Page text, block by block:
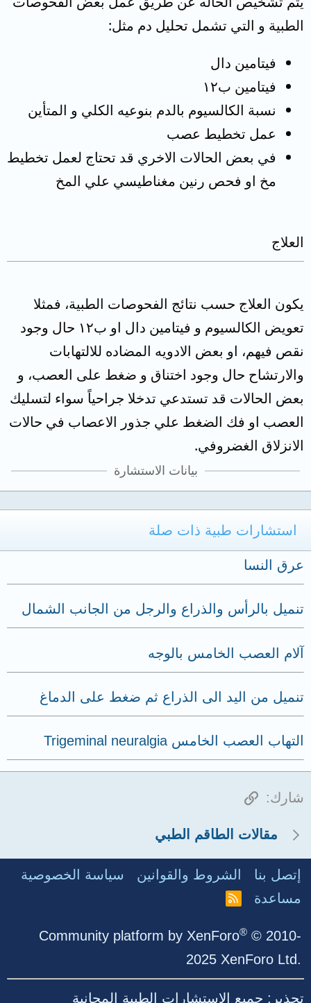
الطبية و التي تشمل تحليل دم مثل:
فيتامين دال
فيتامين ب١٢
نسبة الكالسيوم بالدم بنوعيه الكلي و المتأين
عمل تخطيط عصب
في بعض الحالات الاخري قد تحتاج لعمل تخطيط
مخ او فحص رنين مغناطيسي علي المخ
العلاج
يكون العلاج حسب نتائج الفحوصات الطبية، فمثلا
تعويض الكالسيوم و فيتامين دال او ب١٢ حال وجود
نقص فيهم، او بعض الادويه المضاده للالتهابات
والارتشاح حال وجود اختناق و ضغط على العصب، و
بعض الحالات قد تستدعي تدخلا جراحياً سواء لتسليك
العصب او فك الضغط علي جذور الاعصاب في حالات
الانزلاق الغضروفي.
بيانات الاستشارة
استشارات طبية ذات صلة
عرق النسا
تنميل بالرأس والذراع والرجل من الجانب الشمال
آلام العصب الخامس بالوجه
تنميل من اليد الى الذراع ثم ضغط على الدماغ
التهاب العصب الخامس Trigeminal neuralgia
شارك: الرابط
مقالات الطاقم الطبي
إتصل بنا الشروط والقوانين
سياسة الخصوصية
مساعدة
R
Community platform by XenForo® © 2010-
2025 XenForo Ltd.
تحذير: جميع الاستشارات الطبية المجانية